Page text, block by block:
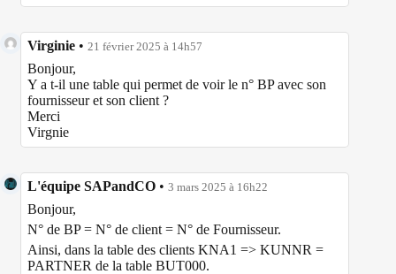
Virginie • 21 février 2025 à 14h57
Bonjour,
Y a t-il une table qui permet de voir le n° BP avec son
fournisseur et son client ?
Merci
Virgnie
L'équipe SAPandCO • 3 mars 2025 à 16h22
Bonjour,
N° de BP = N° de client = N° de Fournisseur.
Ainsi, dans la table des clients KNA1 => KUNNR =
PARTNER de la table BUT000.